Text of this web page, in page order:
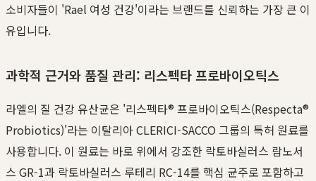
소비자들이 'Rael 여성 건강'이라는 브랜드를 신뢰하는 가장 큰 이
유입니다.
과학적 근거와 품질 관리: 리스펙타 프로바이오틱스
라엘의 질 건강 유산균은 '리스펙타® 프로바이오틱스(Respecta®
Probiotics)'라는 이탈리아 CLERICI-SACCO 그룹의 특허 원료를
사용합니다. 이 원료는 바로 위에서 강조한 락토바실러스 람노서
스 GR-1과 락토바실러스 루테리 RC-14를 핵심 균주로 포함하고